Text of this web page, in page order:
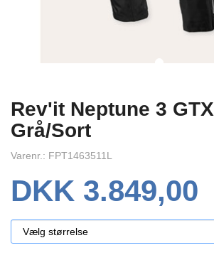
Rev'it Neptune 3
Grå/Sort
Varenr.: FPT1463511L
DKK 3.849,00